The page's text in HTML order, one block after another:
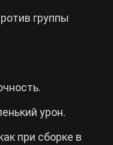
группы
урон.
при сборке в